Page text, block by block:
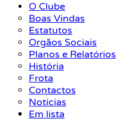
O Clube
Boas Vindas
Estatutos
Orgãos Sociais
Planos e Relatórios
História
Frota
Contactos
Notícias
Em lista